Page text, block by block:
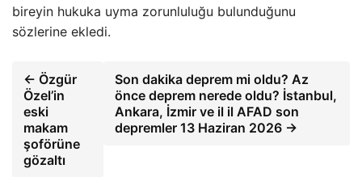
bireyin hukuka uyma zorunluluğu bulunduğunu
sözlerine ekledi.
← Özgür
Özel’in
eski
makam
şoförüne
gözaltı
Son dakika deprem mi oldu? Az
önce deprem nerede oldu? İstanbul,
Ankara, İzmir ve il il AFAD son
depremler 13 Haziran 2026 →